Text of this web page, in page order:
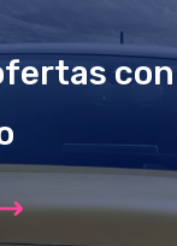
con